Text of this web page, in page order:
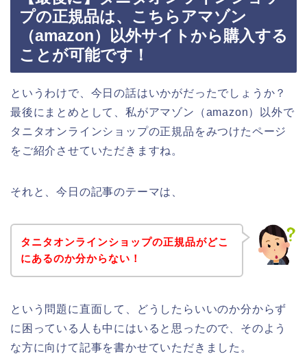
プの正規品は、こちらアマゾン
（amazon）以外サイトから購入する
ことが可能です！
というわけで、今日の話はいかがだったでしょうか？
最後にまとめとして、私がアマゾン（amazon）以外で
タニタオンラインショップの正規品をみつけたページ
をご紹介させていただきますね。
それと、今日の記事のテーマは、
タニタオンラインショップの正規品がどこ
にあるのか分からない！
という問題に直面して、どうしたらいいのか分からず
に困っている人も中にはいると思ったので、そのよう
な方に向けて記事を書かせていただきました。